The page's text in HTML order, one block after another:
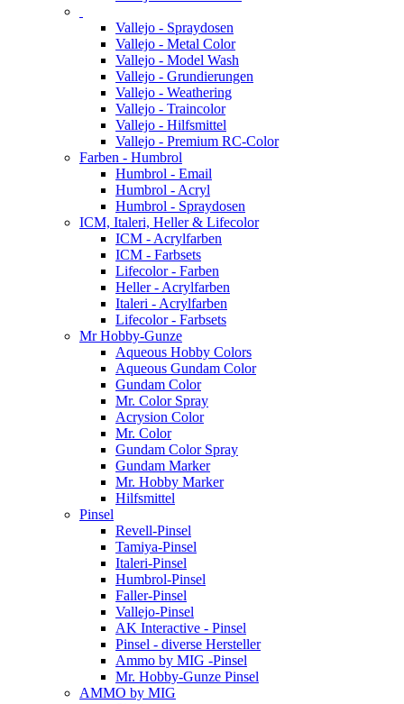
Vallejo - Spraydosen
Vallejo - Metal Color
Vallejo - Model Wash
Vallejo - Grundierungen
Vallejo - Weathering
Vallejo - Traincolor
Vallejo - Hilfsmittel
Vallejo - Premium RC-Color
Farben - Humbrol
Humbrol - Email
Humbrol - Acryl
Humbrol - Spraydosen
ICM, Italeri, Heller & Lifecolor
ICM - Acrylfarben
ICM - Farbsets
Lifecolor - Farben
Heller - Acrylfarben
Italeri - Acrylfarben
Lifecolor - Farbsets
Mr Hobby-Gunze
Aqueous Hobby Colors
Aqueous Gundam Color
Gundam Color
Mr. Color Spray
Acrysion Color
Mr. Color
Gundam Color Spray
Gundam Marker
Mr. Hobby Marker
Hilfsmittel
Pinsel
Revell-Pinsel
Tamiya-Pinsel
Italeri-Pinsel
Humbrol-Pinsel
Faller-Pinsel
Vallejo-Pinsel
AK Interactive - Pinsel
Pinsel - diverse Hersteller
Ammo by MIG -Pinsel
Mr. Hobby-Gunze Pinsel
AMMO by MIG